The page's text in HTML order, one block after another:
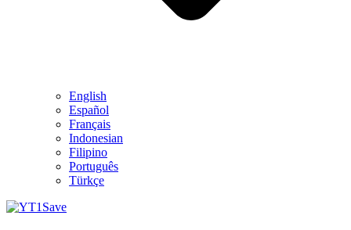
English
Español
Français
Indonesian
Filipino
Português
Türkçe